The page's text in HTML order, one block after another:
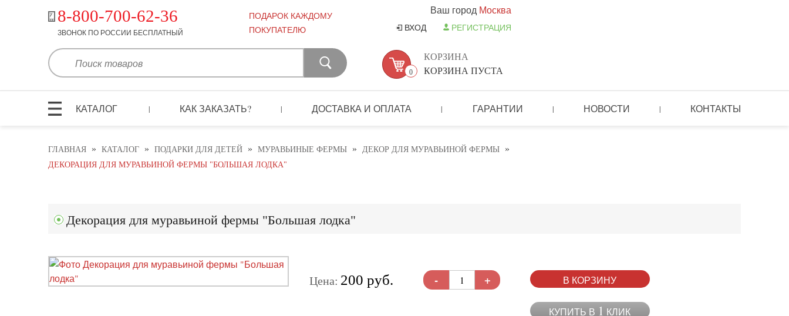
8-800-700-62-36
ЗВОНОК ПО РОССИИ БЕСПЛАТНЫЙ
ПОДАРОК КАЖДОМУ
ПОКУПАТЕЛЮ
Ваш город Москва
ВХОД РЕГИСТРАЦИЯ
0
КОРЗИНА
КОРЗИНА ПУСТА
КАТАЛОГ | КАК ЗАКАЗАТЬ? | ДОСТАВКА И ОПЛАТА | ГАРАНТИИ | НОВОСТИ | КОНТАКТЫ
ГЛАВНАЯ » КАТАЛОГ » ПОДАРКИ ДЛЯ ДЕТЕЙ » МУРАВЬИНЫЕ ФЕРМЫ » ДЕКОР ДЛЯ МУРАВЬИНОЙ ФЕРМЫ »
ДЕКОРАЦИЯ ДЛЯ МУРАВЬИНОЙ ФЕРМЫ "БОЛЬШАЯ ЛОДКА"
Декорация для муравьиной фермы "Большая лодка"
Цена: 200 руб. - + В КОРЗИНУ
КУПИТЬ В 1 КЛИК